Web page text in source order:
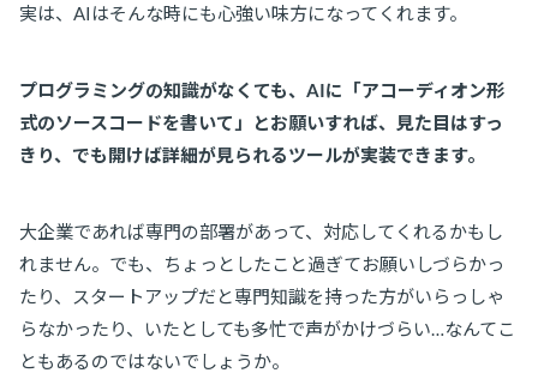
実は、AIはそんな時にも心強い味方になってくれます。
プログラミングの知識がなくても、AIに「アコーディオン形
式のソースコードを書いて」とお願いすれば、見た目はすっ
きり、でも開けば詳細が見られるツールが実装できます。
大企業であれば専門の部署があって、対応してくれるかもし
れません。でも、ちょっとしたこと過ぎてお願いしづらかっ
たり、スタートアップだと専門知識を持った方がいらっしゃ
らなかったり、いたとしても多忙で声がかけづらい…なんてこ
ともあるのではないでしょうか。